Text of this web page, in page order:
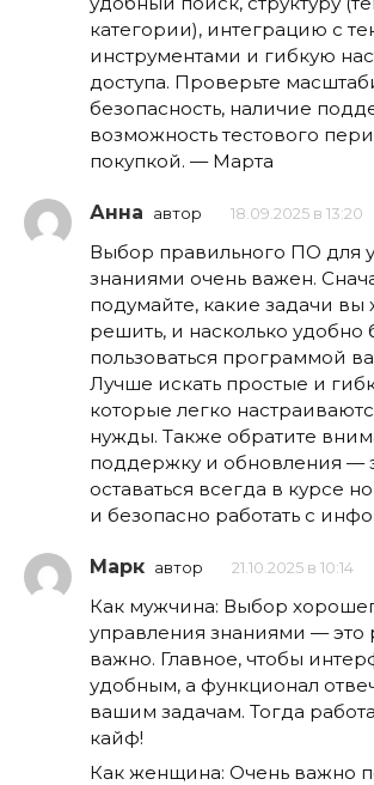
категории), интеграцию с
инструментами и гибкую
доступа. Проверьте
безопасность, наличие
возможность тестового
покупкой. — Марта
Анна автор 18.09.2025 в 13:20
Выбор правильного ПО для
знаниями очень важен.
подумайте, какие задачи вы
решить, и насколько удобно
пользоваться программой
Лучше искать простые и
которые легко
нужды. Также обратите
поддержку и обновления —
оставаться всегда в курсе
и безопасно работать с
Марк автор 21.10.2025 в 10:14
Как мужчина: Выбор
управления знаниями — это
важно. Главное, чтобы
удобным, а функционал
вашим задачам. Тогда
кайф!
Как женщина: Очень важно